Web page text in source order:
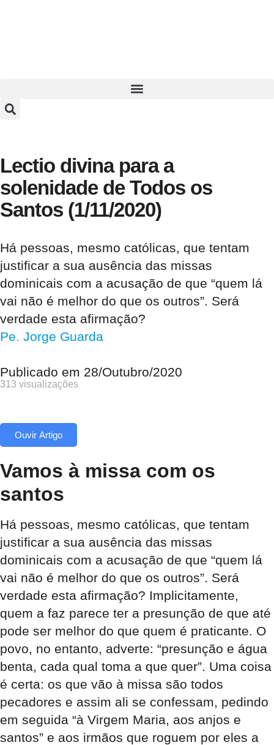
Lectio divina para a
solenidade de Todos os
Santos (1/11/2020)
Há pessoas, mesmo católicas, que tentam
justificar a sua ausência das missas
dominicais com a acusação de que “quem lá
vai não é melhor do que os outros”. Será
verdade esta afirmação?
Pe. Jorge Guarda
Publicado em 28/Outubro/2020
313 visualizações
Ouvir Artigo
Vamos à missa com os
santos
Há pessoas, mesmo católicas, que tentam
justificar a sua ausência das missas
dominicais com a acusação de que “quem lá
vai não é melhor do que os outros”. Será
verdade esta afirmação? Implicitamente,
quem a faz parece ter a presunção de que até
pode ser melhor do que quem é praticante. O
povo, no entanto, adverte: “presunção e água
benta, cada qual toma a que quer”. Uma coisa
é certa: os que vão à missa são todos
pecadores e assim ali se confessam, pedindo
em seguida “à Virgem Maria, aos anjos e
santos” e aos irmãos que roguem por eles a